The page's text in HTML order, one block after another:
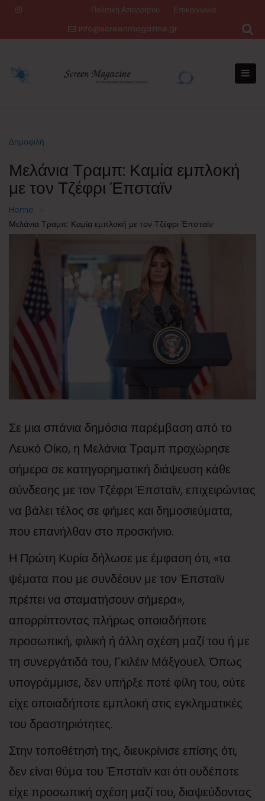
Πολιτική Απορρήτου
Επικοινωνία
info@screenmagazine.gr
Δημοφιλή
Μελάνια Τραμπ: Καμία εμπλοκή
με τον Τζέφρι Έπσταϊν
Home
Μελάνια Τραμπ: Καμία εμπλοκή με τον Τζέφρι Έπσταϊν
Σε μια σπάνια δημόσια παρέμβαση από το
Λευκό Οίκο, η Μελάνια Τραμπ προχώρησε
σήμερα σε κατηγορηματική διάψευση κάθε
σύνδεσης με τον Τζέφρι Έπσταϊν, επιχειρώντας
να βάλει τέλος σε φήμες και δημοσιεύματα,
που επανήλθαν στο προσκήνιο.
Η Πρώτη Κυρία δήλωσε με έμφαση ότι, «τα
ψέματα που με συνδέουν με τον Έπσταϊν
πρέπει να σταματήσουν σήμερα»,
απορρίπτοντας πλήρως οποιαδήποτε
προσωπική, φιλική ή άλλη σχέση μαζί του ή με
τη συνεργάτιδά του, Γκιλέιν Μάξγουελ. Όπως
υπογράμμισε, δεν υπήρξε ποτέ φίλη του, ούτε
είχε οποιαδήποτε εμπλοκή στις εγκληματικές
του δραστηριότητες.
Στην τοποθέτησή της, διευκρίνισε επίσης ότι,
δεν είναι θύμα του Έπσταϊν και ότι ουδέποτε
είχε προσωπική σχέση μαζί του, διαψεύδοντας